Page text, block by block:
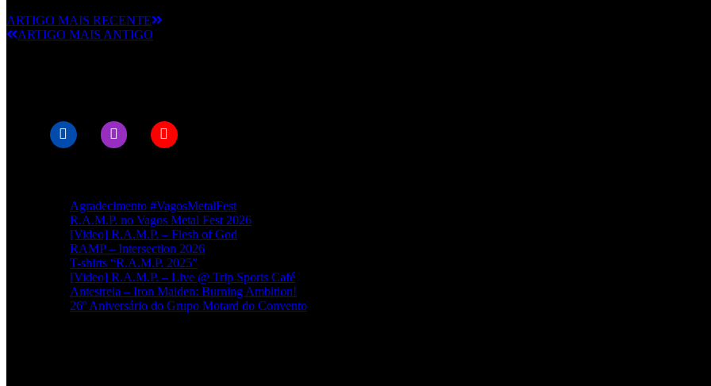
ARTIGO MAIS RECENTE
ARTIGO MAIS ANTIGO
Agradecimento #VagosMetalFest
R.A.M.P. no Vagos Metal Fest 2026
[Video] R.A.M.P. – Flesh of God
RAMP – Intersection 2026
T-shirts “R.A.M.P. 2025”
[Video] R.A.M.P. – Live @ Trip Sports Café
Antestreia – Iron Maiden: Burning Ambition!
26º Aniversário do Grupo Motard do Convento